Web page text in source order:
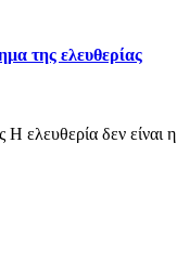
της ελευθερίας
ελευθερία δεν είναι